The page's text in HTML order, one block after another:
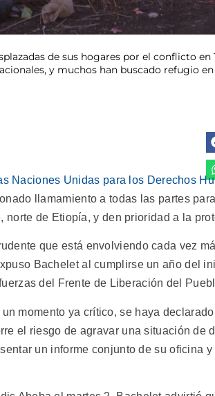
de sus hogares por el conflicto
y muchos han buscado refugio
Naciones Unidas para los Derechos
llamamiento a todas las partes
norte de Etiopía, y den prioridad a la
que está envolviendo cada vez
Bachelet al cumplirse un año del
del Frente de Liberación del
momento ya crítico, se haya
el riesgo de agravar una situación de
un informe conjunto de su oficina